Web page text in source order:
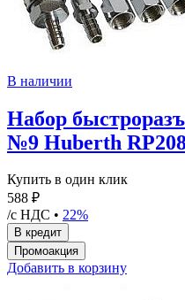
В наличии
Набор
№9 Huberth
Купить в один клик
588 ₽
/с НДС • 22%
Добавить в корзину